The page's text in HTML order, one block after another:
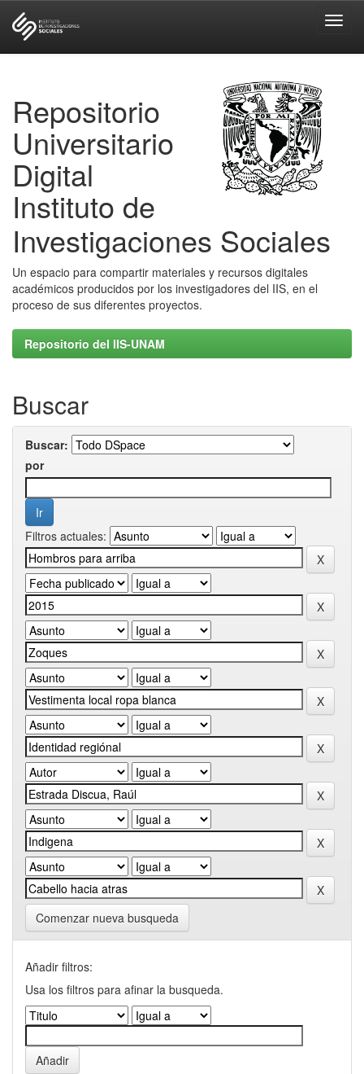
Repositorio
Universitario
Digital
Instituto de
Investigaciones Sociales
Un espacio para compartir materiales y recursos digitales
académicos producidos por los investigadores del IIS, en el
proceso de sus diferentes proyectos.
Repositorio del IIS-UNAM
Buscar
Buscar:
por
Filtros actuales:
Comenzar nueva busqueda
Añadir filtros:
Usa los filtros para afinar la busqueda.